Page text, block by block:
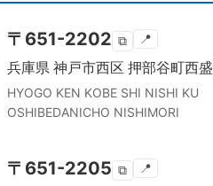
〒 651-2202 ⧉ 📍
兵庫県 神戸市西区 押部谷町西盛
HYOGO KEN KOBE SHI NISHI KU
OSHIBEDANICHO NISHIMORI
〒 651-2205 ⧉ 📍